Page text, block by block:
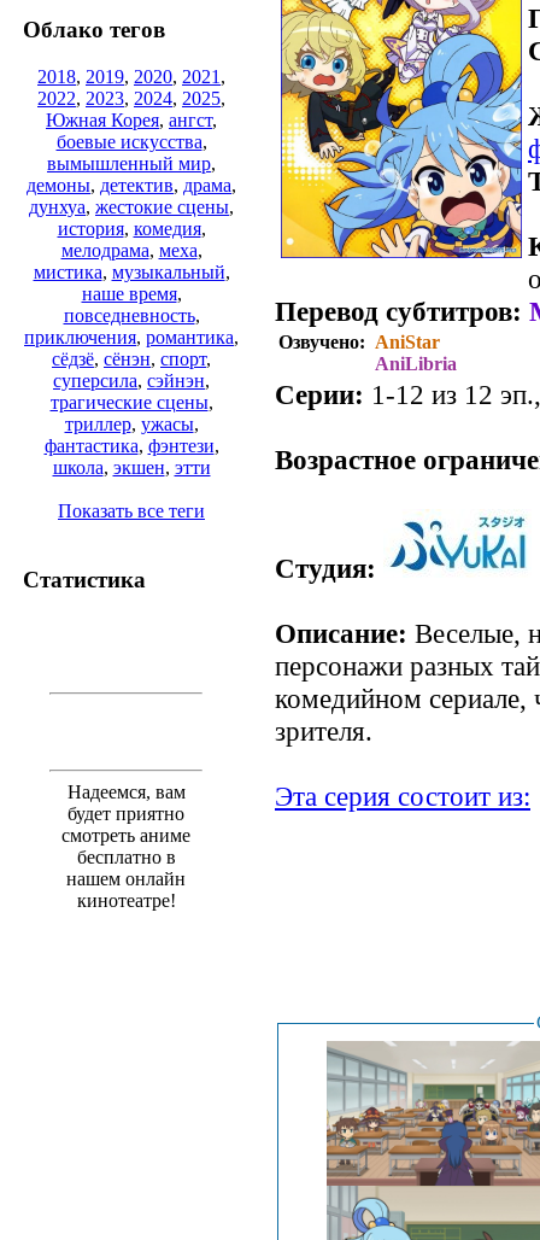
Облако тегов
2018, 2019, 2020, 2021 ,
2022, 2023, 2024, 2025,
Южная Корея, ангст,
боевые искусства,
вымышленный мир,
демоны, детектив, драма,
дунхуа, жестокие сцены,
история, комедия,
мелодрама, меха,
мистика, музыкальный,
наше время,
повседневность,
приключения, романтика,
сёдзё, сёнэн, спорт,
суперсила, сэйнэн,
трагические сцены,
триллер, ужасы,
фантастика, фэнтези,
школа, экшен, этти
Показать все теги
Статистика
Надеемся, вам
будет приятно
смотреть аниме
бесплатно в
нашем онлайн
кинотеатре!
Перевод субтитров:
Озвучено: AniStar
AniLibria
Серии: 1-12 из 12
Возрастное
Студия:
Описание: Веселые,
персонажи разных
комедийном сериале,
зрителя.
Эта серия состоит из: